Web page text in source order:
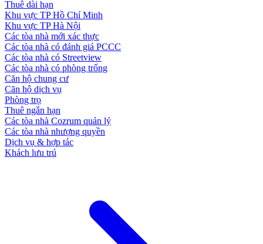
Thuê dài hạn
Khu vực TP Hồ Chí Minh
Khu vực TP Hà Nội
Các tòa nhà mới xác thực
Các tòa nhà có đánh giá PCCC
Các tòa nhà có Streetview
Các tòa nhà có phòng trống
Căn hộ chung cư
Căn hộ dịch vụ
Phòng trọ
Thuê ngắn hạn
Các tòa nhà Cozrum quản lý
Các tòa nhà nhượng quyền
Dịch vụ & hợp tác
Khách lưu trú